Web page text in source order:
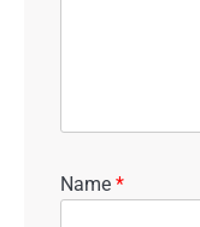
Name *